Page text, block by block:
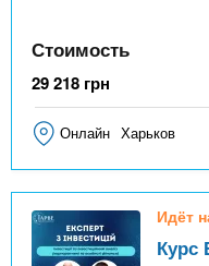
Стоимость
29 218 грн
Онлайн Харьков
Идёт
Курс